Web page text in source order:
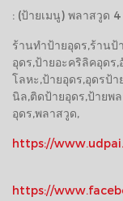
: (ป้ายเมนู) พลาสวูด
ร้านทำป้ายอุดร,ร้านป้
อุดร,ป้ายอะคริลิคอุดร
โลหะ,ป้ายอุดร,อุดรป้า
นิล,ติดป้ายอุดร,ป้ายพ
อุดร,พลาสวูด,
https://
https://